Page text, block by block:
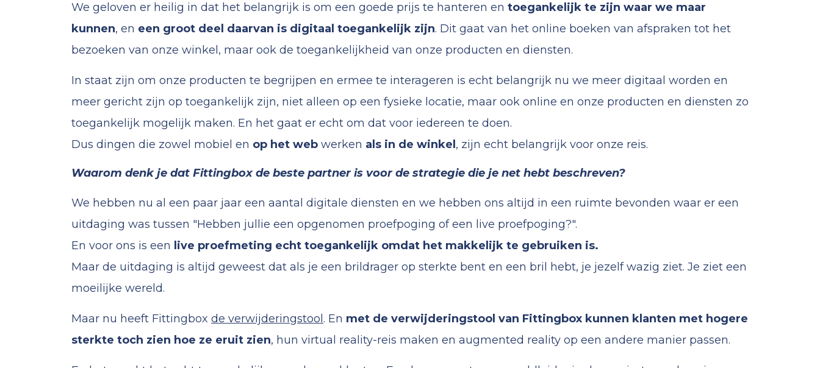
We geloven er heilig in dat het belangrijk is om een goede prijs te hanteren en toegankelijk te zijn waar we maar
kunnen, en een groot deel daarvan is digitaal toegankelijk zijn. Dit gaat van het online boeken van afspraken tot het
bezoeken van onze winkel, maar ook de toegankelijkheid van onze producten en diensten.
In staat zijn om onze producten te begrijpen en ermee te interageren is echt belangrijk nu we meer digitaal worden en
meer gericht zijn op toegankelijk zijn, niet alleen op een fysieke locatie, maar ook online en onze producten en diensten zo
toegankelijk mogelijk maken. En het gaat er echt om dat voor iedereen te doen.
Dus dingen die zowel mobiel en op het web werken als in de winkel , zijn echt belangrijk voor onze reis.
Waarom denk je dat Fittingbox de beste partner is voor de strategie die je net hebt beschreven?
We hebben nu al een paar jaar een aantal digitale diensten en we hebben ons altijd in een ruimte bevonden waar er een
uitdaging was tussen "Hebben jullie een opgenomen proefpoging of een live proefpoging?".
En voor ons is een live proefmeting echt toegankelijk omdat het makkelijk te gebruiken is.
Maar de uitdaging is altijd geweest dat als je een brildrager op sterkte bent en een bril hebt, je jezelf wazig ziet. Je ziet een
moeilijke wereld.
Maar nu heeft Fittingbox de verwijderingstool . En met de verwijderingstool van Fittingbox kunnen klanten met hogere
sterkte toch zien hoe ze eruit zien, hun virtual reality-reis maken en augmented reality op een andere manier passen.